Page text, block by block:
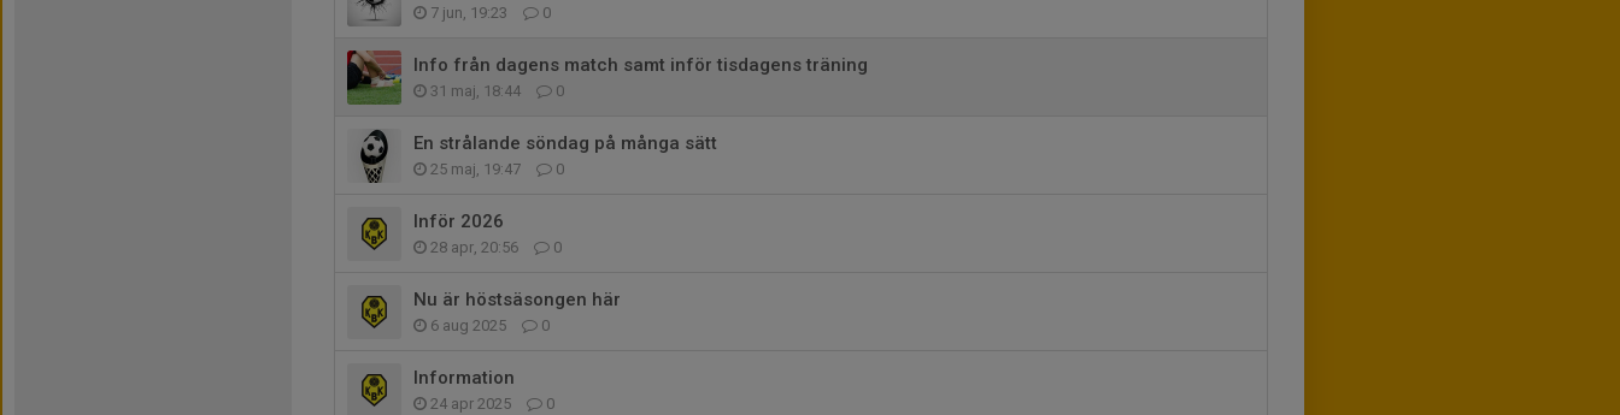
7 jun, 19:23 0
Info från dagens match samt inför tisdagens träning
31 maj, 18:44 0
En strålande söndag på många sätt
25 maj, 19:47 0
Inför 2026
28 apr, 20:56 0
Nu är höstsäsongen här
6 aug 2025 0
Information
24 apr 2025 0